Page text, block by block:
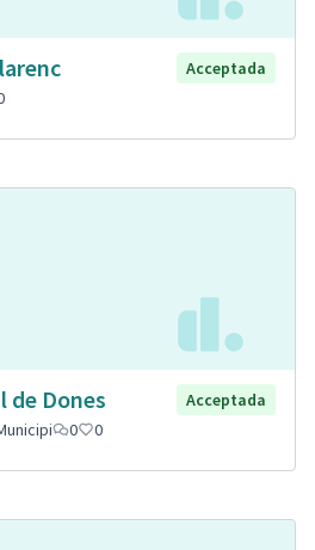
Acceptada
de Dones
Acceptada
0 0